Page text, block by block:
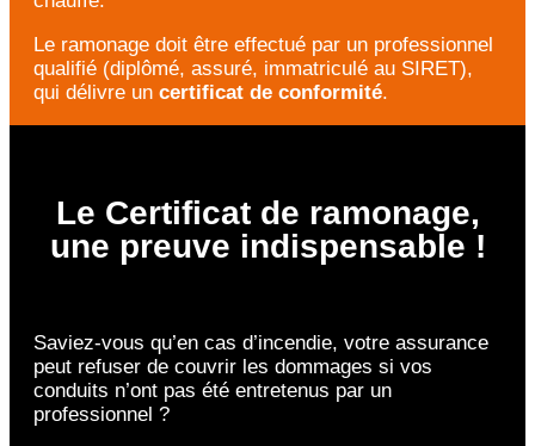
Le ramonage doit être effectué par un professionnel
qualifié (diplômé, assuré, immatriculé au SIRET),
qui délivre un certificat de conformité.
Le Certificat de ramonage,
une preuve indispensable !
Saviez-vous qu’en cas d’incendie, votre assurance
peut refuser de couvrir les dommages si vos
conduits n’ont pas été entretenus par un
professionnel ?